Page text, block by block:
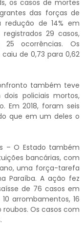
os casos de mortes
das forças de
redução de 14% em
29 casos,
ocorrências. Os
de 0,73 para 0,62
também teve
policiais mortos,
Em 2018, foram seis
que em um deles o
– O Estado também
bancárias, com
uma força-tarefa
Paraíba. A ação fez
de 76 casos em
arrombamentos, 16
Os casos com